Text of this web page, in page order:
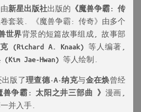
新星出版社出版的 《魔兽争霸: 传
套装. 《魔兽争霸: 传奇》由多个
世界背景的短篇故事组成, 故事部
克 (Richard A. Knaak) 等人编著,
(Kim Jae-Hwan) 等人绘制.
出版了理查德·A·纳克与金在焕曾经
兽争霸: 太阳之井三部曲 》 漫画,
并入手.